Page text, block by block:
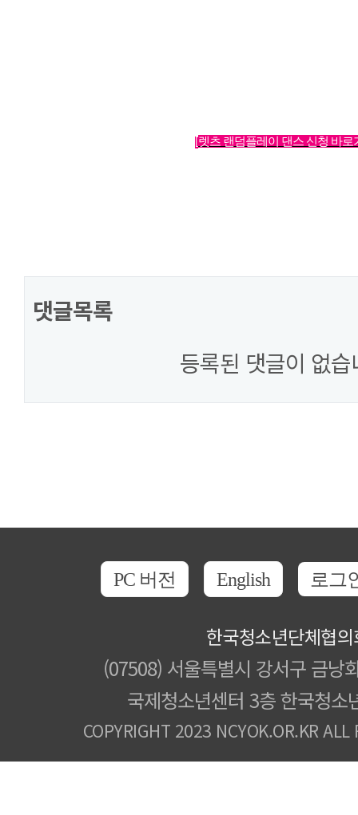
렛츠 랜덤플레이 댄스 신청 바로
댓글목록
등록된 댓글이 없습
PC 버전 English 로그
한국청소년단체협
(07508) 서울특별시 강서구 금낭
국제청소년센터 3층 한국청소
COPYRIGHT 2023 NCYOK.OR.KR ALL